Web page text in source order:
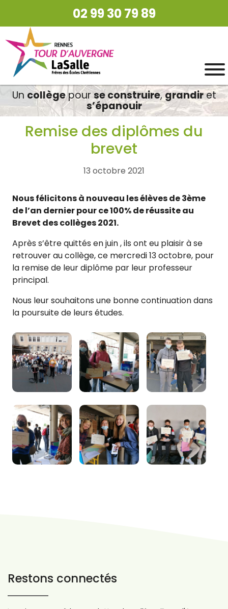
02 99 30 79 89
Un collègepourse construire,grandiret
s’épanouir
Remise des diplômes du
brevet
13 octobre 2021
Nous félicitons à nouveau les élèves de 3ème
de l’an dernier pour ce 100% de réussite au
Brevet des collèges 2021.
Après s’être quittés en juin , ils ont eu plaisir à se
retrouver au collège, ce mercredi 13 octobre, pour
la remise de leur diplôme par leur professeur
principal.
Nous leur souhaitons une bonne continuation dans
la poursuite de leurs études.
Restons connectés